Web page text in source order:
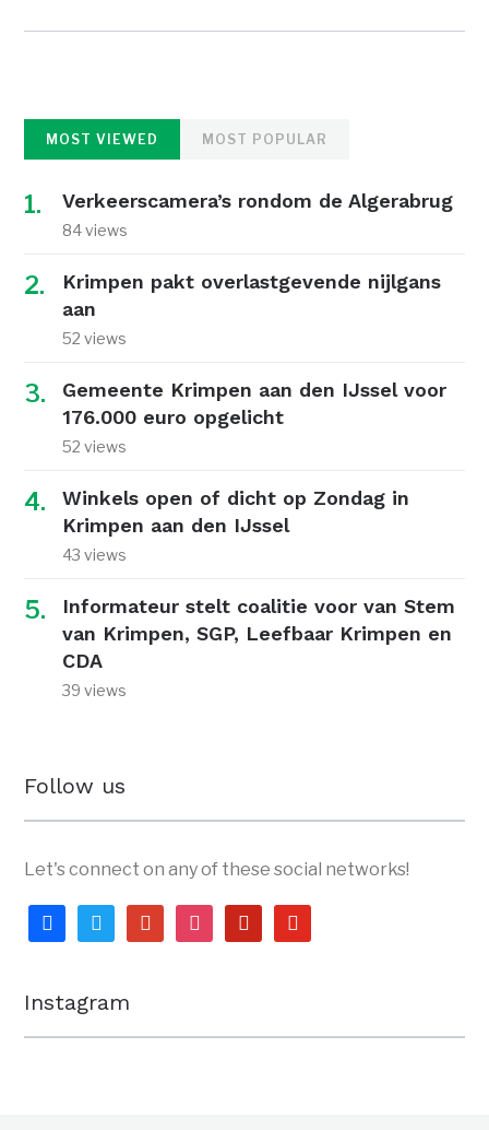
MOST VIEWED MOST POPULAR
Verkeerscamera’s rondom de Algerabrug
84 views
Krimpen pakt overlastgevende nijlgans
aan
52 views
Gemeente Krimpen aan den IJssel voor
176.000 euro opgelicht
52 views
Winkels open of dicht op Zondag in
Krimpen aan den IJssel
43 views
Informateur stelt coalitie voor van Stem
van Krimpen, SGP, Leefbaar Krimpen en
CDA
39 views
Follow us
Let's connect on any of these social networks!
facebooktwitter google instagrampinterestyoutube
Instagram